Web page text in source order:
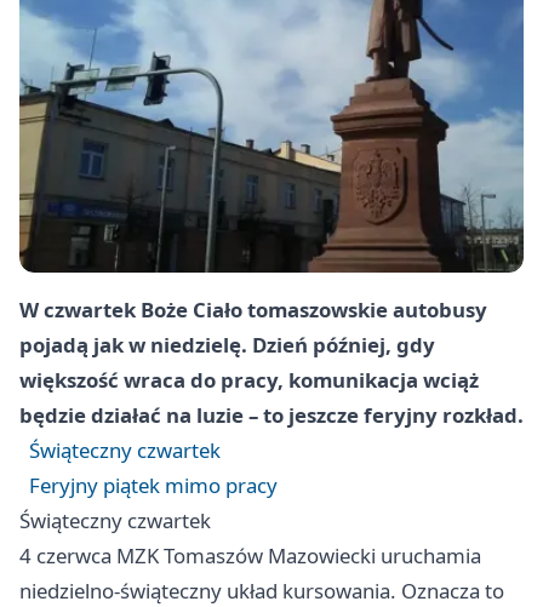
W czwartek Boże Ciało tomaszowskie autobusy
pojadą jak w niedzielę. Dzień później, gdy
większość wraca do pracy, komunikacja wciąż
będzie działać na luzie – to jeszcze feryjny rozkład.
Świąteczny czwartek
Feryjny piątek mimo pracy
Świąteczny czwartek
4 czerwca MZK Tomaszów Mazowiecki uruchamia
niedzielno-świąteczny układ kursowania. Oznacza to